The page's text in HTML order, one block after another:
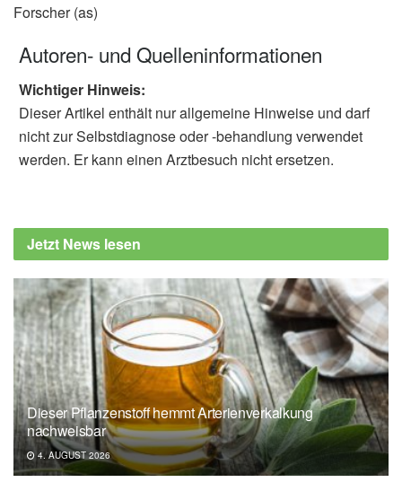
Forscher (as)
Autoren- und Quelleninformationen
Wichtiger Hinweis:
Dieser Artikel enthält nur allgemeine Hinweise und darf
nicht zur Selbstdiagnose oder -behandlung verwendet
werden. Er kann einen Arztbesuch nicht ersetzen.
Jetzt News lesen
Dieser Pflanzenstoff hemmt Arterienverkalkung
nachweisbar
4. AUGUST 2026